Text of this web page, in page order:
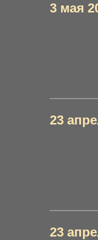
3 мая
23
23